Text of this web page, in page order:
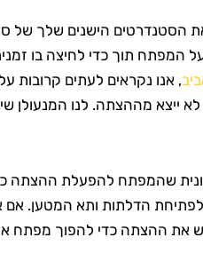
הסטנדרטים הישנים שלך של
תוך כדי לחיצה בו
, אנו נקראים לעתים קרובות
מההצתה. לנו המנעולן
שהמפתח להפעלת ההצתה
הדלתות ותא המטען. אם
את ההצתה כדי להפוך מפתח